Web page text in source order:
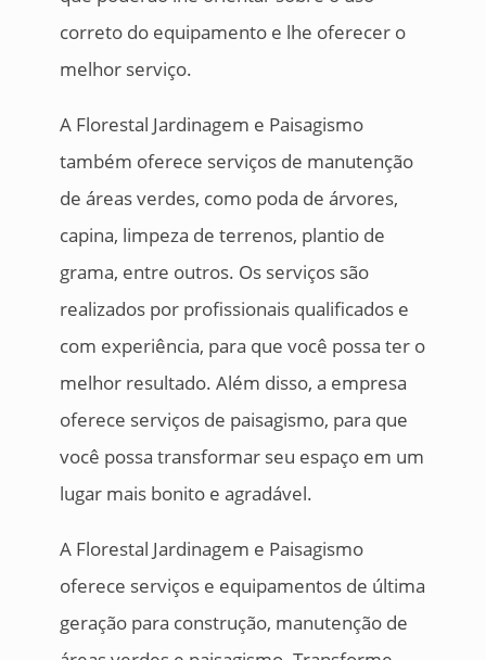
correto do equipamento e lhe oferecer o
melhor serviço.
A Florestal Jardinagem e Paisagismo
também oferece serviços de manutenção
de áreas verdes, como poda de árvores,
capina, limpeza de terrenos, plantio de
grama, entre outros. Os serviços são
realizados por profissionais qualificados e
com experiência, para que você possa ter o
melhor resultado. Além disso, a empresa
oferece serviços de paisagismo, para que
você possa transformar seu espaço em um
lugar mais bonito e agradável.
A Florestal Jardinagem e Paisagismo
oferece serviços e equipamentos de última
geração para construção, manutenção de